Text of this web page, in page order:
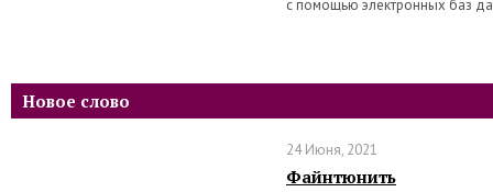
с помощью электронных баз
Новое слово
24 Июня, 2021
Файнтюнить